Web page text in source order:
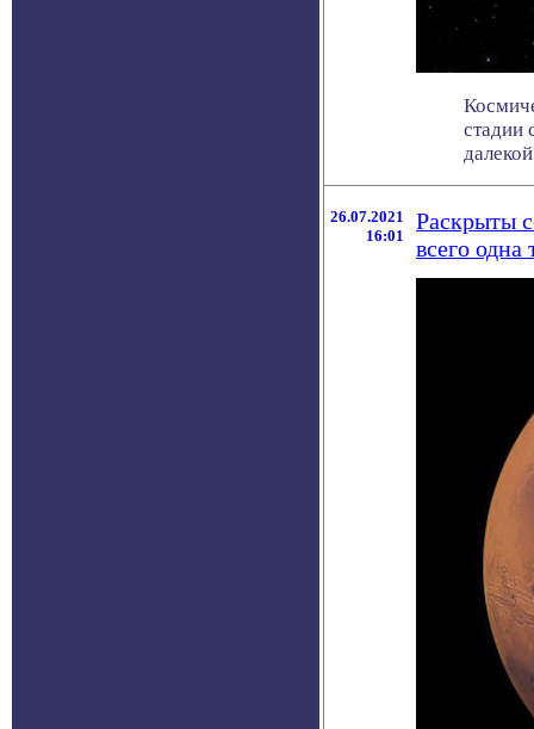
стадии
26.07.2021
16:01
Раскрыты
всего одна